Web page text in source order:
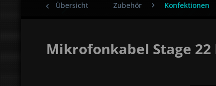
Übersicht Zubehör Konfektionen
Mikrofonkabel Stage 22